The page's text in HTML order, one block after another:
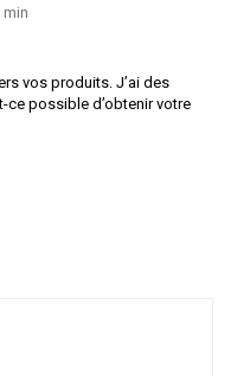
min
vos produits. J’ai des
ce possible d’obtenir votre